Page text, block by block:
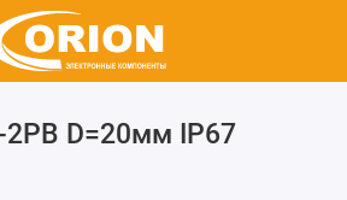
2PB D=20мм IP67